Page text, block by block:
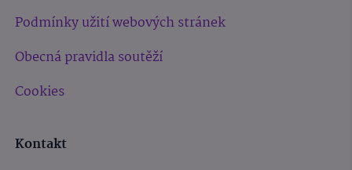
Podmínky užití webových stránek
Obecná pravidla soutěží
Cookies
Kontakt